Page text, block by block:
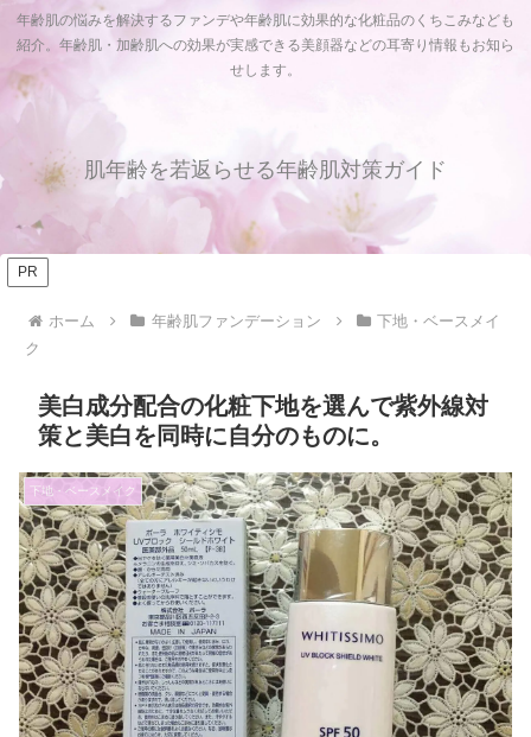
年齢肌の悩みを解決するファンデや年齢肌に効果的な化粧品のくちこみなども
紹介。年齢肌・加齢肌への効果が実感できる美顔器などの耳寄り情報もお知ら
せします。
肌年齢を若返らせる年齢肌対策ガイド
PR
ホーム 年齢肌ファンデーション
下地・ベースメイ
ク
美白成分配合の化粧下地を選んで紫外線対
策と美白を同時に自分のものに。
下地・ベースメイク